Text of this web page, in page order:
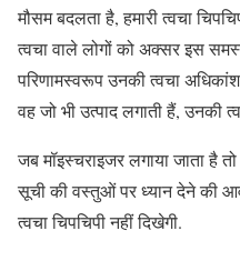
मौसम बदलता है, हमारी त्वचा
त्वचा वाले लोगों को अक्सर इस
परिणामस्वरूप उनकी त्वचा
वह जो भी उत्पाद लगाती हैं, उनकी
जब मॉइस्चराइजर लगाया जाता है
सूची की वस्तुओं पर ध्यान देने की
त्वचा चिपचिपी नहीं दिखेगी.